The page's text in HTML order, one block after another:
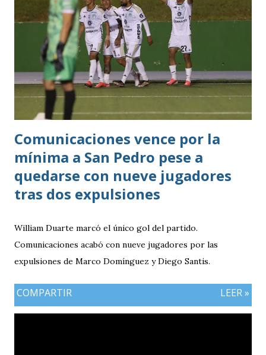
quetzales pero tiene un cupo limitadp. Continúa vigente el
servicio anterior en donde los aficionados se podrán
estacionar en el Parqueo de Tikal Futura. via.
Comunicaciones vence por la
mínima a San Pedro pese a
quedarse con nueve jugadores
tras dos expulsiones
William Duarte marcó el único gol del partido.
Comunicaciones acabó con nueve jugadores por las
expulsiones de Marco Domínguez y Diego Santis.
COMPARTIR LEER »